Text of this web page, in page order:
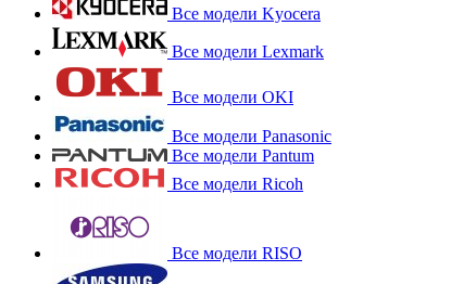
Все модели Kyocera
Все модели Lexmark
Все модели OKI
Все модели Panasonic
Все модели Pantum
Все модели Ricoh
Все модели RISO